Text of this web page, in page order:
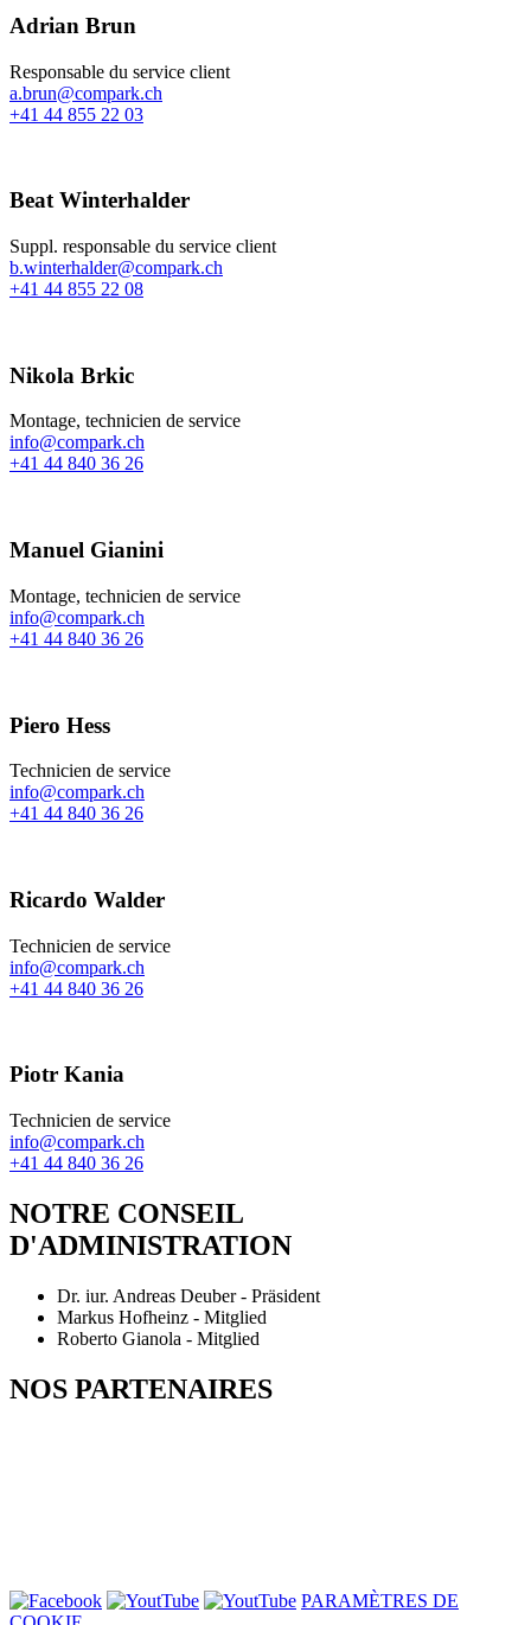
Adrian Brun
Responsable du service client
a.brun@compark.ch
+41 44 855 22 03
Beat Winterhalder
Suppl. responsable du service client
b.winterhalder@compark.ch
+41 44 855 22 08
Nikola Brkic
Montage, technicien de service
info@compark.ch
+41 44 840 36 26
Manuel Gianini
Montage, technicien de service
info@compark.ch
+41 44 840 36 26
Piero Hess
Technicien de service
info@compark.ch
+41 44 840 36 26
Ricardo Walder
Technicien de service
info@compark.ch
+41 44 840 36 26
Piotr Kania
Technicien de service
info@compark.ch
+41 44 840 36 26
NOTRE CONSEIL
D'ADMINISTRATION
Dr. iur. Andreas Deuber - Präsident
Markus Hofheinz - Mitglied
Roberto Gianola - Mitglied
NOS PARTENAIRES
PARAMÈTRES DE